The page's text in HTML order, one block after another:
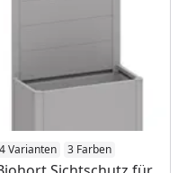
4 Varianten 3 Farben